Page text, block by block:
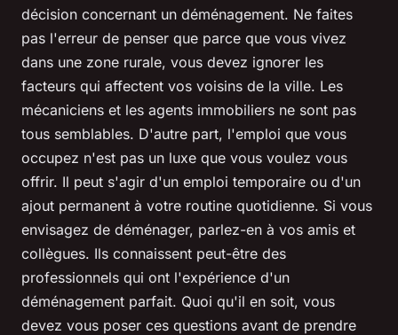
décision concernant un déménagement. Ne faites
pas l'erreur de penser que parce que vous vivez
dans une zone rurale, vous devez ignorer les
facteurs qui affectent vos voisins de la ville. Les
mécaniciens et les agents immobiliers ne sont pas
tous semblables. D'autre part, l'emploi que vous
occupez n'est pas un luxe que vous voulez vous
offrir. Il peut s'agir d'un emploi temporaire ou d'un
ajout permanent à votre routine quotidienne. Si vous
envisagez de déménager, parlez-en à vos amis et
collègues. Ils connaissent peut-être des
professionnels qui ont l'expérience d'un
déménagement parfait. Quoi qu'il en soit, vous
devez vous poser ces questions avant de prendre